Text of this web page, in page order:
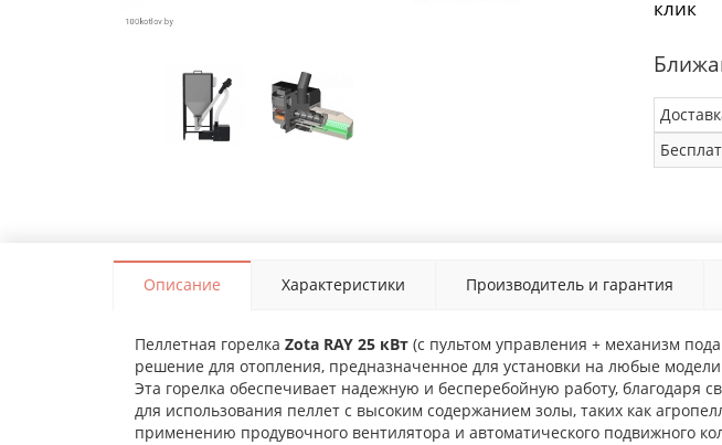
Описание Характеристики Производитель и гарантия
Пеллетная горелка Zota RAY 25 кВт (с пультом управления + механизм
решение для отопления, предназначенное для установки на любые
Эта горелка обеспечивает надежную и бесперебойную работу, благодаря
для использования пеллет с высоким содержанием золы, таких как
применению продувочного вентилятора и автоматического подвижного